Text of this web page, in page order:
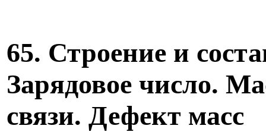
65. Строение и
Зарядовое число.
связи. Дефект масс